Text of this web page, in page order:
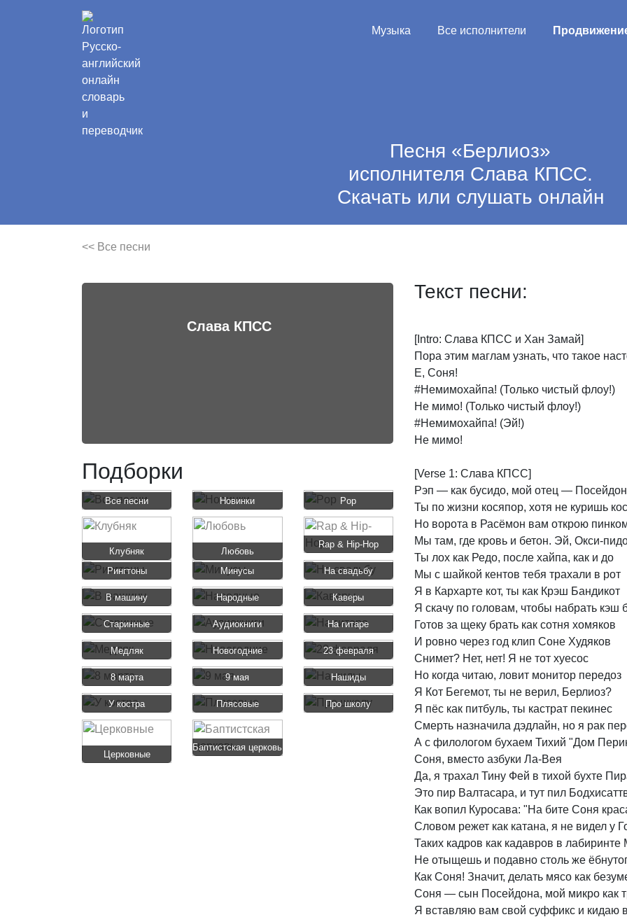
Музыка Все исполнители
Песня «Берлиоз»
исполнителя Слава КПСС.
Скачать или слушать онлайн
<< Все песни
Текст песни:
[Intro: Слава КПСС и Хан Замай]
Пора этим маглам узнать, что такое
Е, Соня!
#Немимохайпа! (Только чистый флоу!)
Не мимо! (Только чистый флоу!)
#Немимохайпа! (Эй!)
Не мимо!
[Verse 1: Слава КПСС]
Рэп — как бусидо, мой отец — Посейдон
Ты по жизни косяпор, хотя не куришь
Но ворота в Расёмон вам открою
Мы там, где кровь и бетон. Эй, Окси-
Ты лох как Редо, после хайпа, как и до
Мы с шайкой кентов тебя трахали в рот
Я в Кархарте кот, ты как Крэш Бандикот
Я скачу по головам, чтобы набрать кэш
Готов за щеку брать как сотня хомяков
И ровно через год клип Соне Худяков
Снимет? Нет, нет! Я не тот хуесос
Но когда читаю, ловит монитор передоз
Я Кот Бегемот, ты не верил, Берлиоз?
Я пёс как питбуль, ты кастрат пекинес
Смерть назначила дэдлайн, но я рак
А с филологом бухаем Тихий "Дом
Соня, вместо азбуки Ла-Вея
Да, я трахал Тину Фей в тихой бухте
Это пир Валтасара, и тут пил
Как вопил Куросава: "На бите Соня
Словом режет как катана, я не видел у
Таких кадров как кадавров в лабиринте
Не отыщешь и подавно столь же
Как Соня! Значит, делать мясо как
Соня — сын Посейдона, мой микро как
Я вставляю вам свой суффикс и кидаю
Слава КПСС
Подборки
Все песни Новинки Pop
Клубняк Любовь
Rap & Hip-Hop
Рингтоны Минусы На свадьбу
В машину Народные Каверы
Старинные Аудиокниги На гитаре
Медляк Новогодние 23 февраля
8 марта 9 мая Нашиды
У костра Плясовые Про школу
Церковные
Баптистская церковь